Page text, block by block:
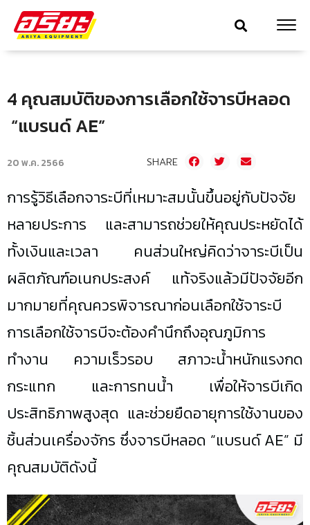
4 คุณสมบัติของการเลือกใช้จารบีหลอด
“แบรนด์ AE”
20 พ.ค. 2566 SHARE
การรู้วิธีเลือกจาระบีที่เหมาะสมนั้นขึ้นอยู่กับปัจจัย
หลายประการ และสามารถช่วยให้คุณประหยัดได้
ทั้งเงินและเวลา คนส่วนใหญ่คิดว่าจาระบีเป็น
ผลิตภัณฑ์อเนกประสงค์ แท้จริงแล้วมีปัจจัยอีก
มากมายที่คุณควรพิจารณาก่อนเลือกใช้จาระบี
การเลือกใช้จารบีจะต้องคำนึกถึงอุณภูมิการ
ทำงาน ความเร็วรอบ สภาวะน้ำหนักแรงกด
กระแทก และการทนน้ำ เพื่อให้จารบีเกิด
ประสิทธิภาพสูงสุด และช่วยยืดอายุการใช้งานของ
ชิ้นส่วนเครื่องจักร ซึ่งจารบีหลอด “แบรนด์ AE” มี
คุณสมบัติดังนี้